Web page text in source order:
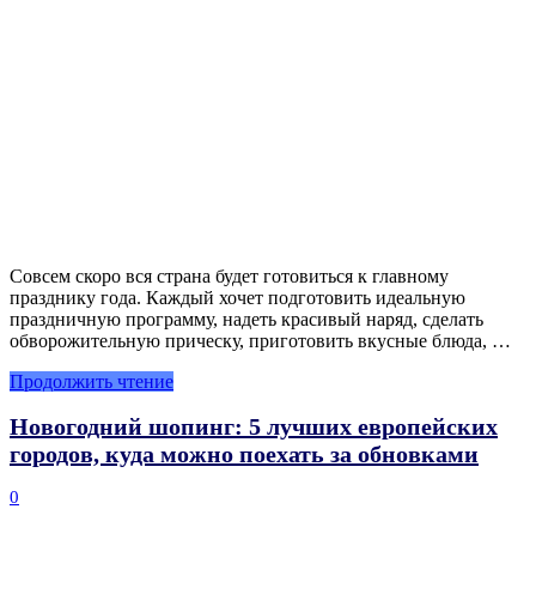
Совсем скоро вся страна будет готовиться к главному
празднику года. Каждый хочет подготовить идеальную
праздничную программу, надеть красивый наряд, сделать
обворожительную прическу, приготовить вкусные блюда, …
Продолжить чтение
Новогодний шопинг: 5 лучших европейских
городов, куда можно поехать за обновками
0